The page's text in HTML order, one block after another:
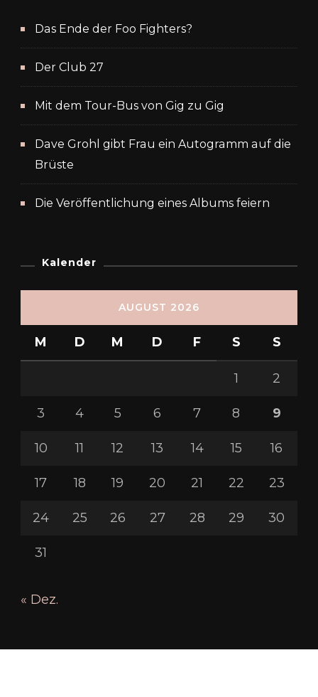
Das Ende der Foo Fighters?
Der Club 27
Mit dem Tour-Bus von Gig zu Gig
Dave Grohl gibt Frau ein Autogramm auf die
Brüste
Die Veröffentlichung eines Albums feiern
Kalender
AUGUST 2026
M D M D F S S
1 2
3 4 5 6 7 8 9
10 11 12 13 14 15 16
17 18 19 20 21 22 23
24 25 26 27 28 29 30
31
« Dez.